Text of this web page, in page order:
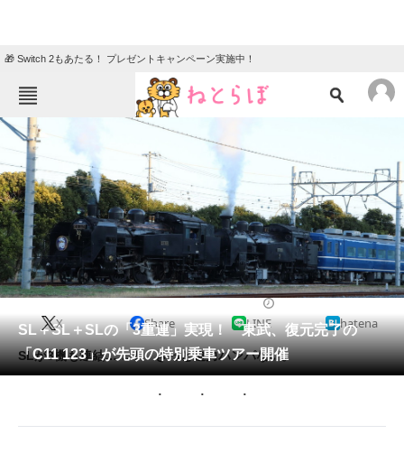
🎁 Switch 2もあたる！ プレゼントキャンペーン実施中！
ねとらぼメニュー
TOP ニュース
エンタメ
グルメ 地域
住まい 教育・育児
動物 リサーチ
会員記事
メディア
SL＋SL＋SLの「3重連」実現！ 東武、復元完了の
「C11 123」が先頭の特別乗車ツアー開催
X Share LINE hatena
SLが3機も連結……！ きっと迫力ハンパない。